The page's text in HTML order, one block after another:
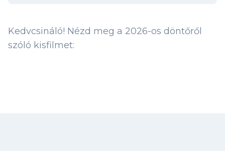
Kedvcsináló! Nézd meg a 2026-os döntőről
szóló kisfilmet: